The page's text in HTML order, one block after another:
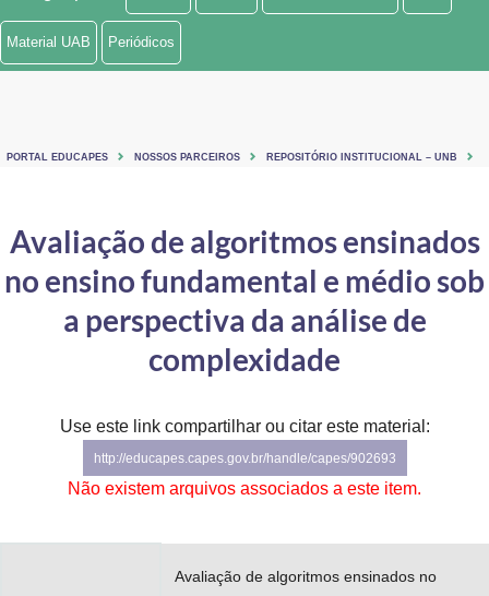
Ministério de Minas e Energia
Controladoria-Geral da União
Ministério da Mulher, da Família e dos Direitos Humanos
Gabinete de Segurança Institucional
Material UAB Periódicos
PORTAL EDUCAPES NOSSOS PARCEIROS REPOSITÓRIO INSTITUCIONAL – UNB
Avaliação de algoritmos ensinados
no ensino fundamental e médio sob
a perspectiva da análise de
complexidade
Use este link compartilhar ou citar este material:
http://educapes.capes.gov.br/handle/capes/902693
Não existem arquivos associados a este item.
Avaliação de algoritmos ensinados no